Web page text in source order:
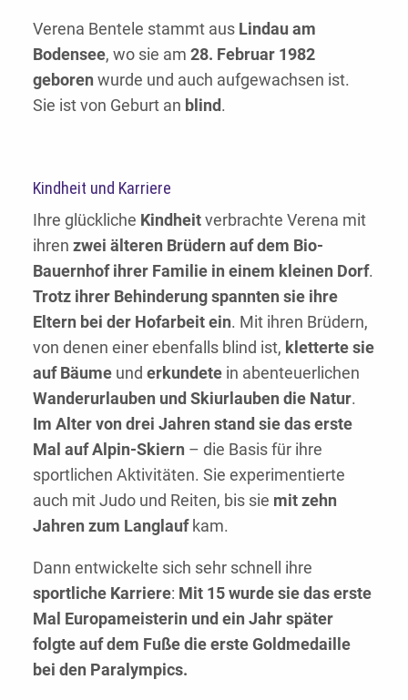
Verena Bentele stammt aus Lindau am
Bodensee, wo sie am 28. Februar 1982
geboren wurde und auch aufgewachsen ist.
Sie ist von Geburt an blind.
Kindheit und Karriere
Ihre glückliche Kindheitverbrachte Verena mit
ihren zwei älteren Brüdern auf dem Bio-
Bauernhof ihrer Familie in einem kleinen Dorf.
Trotz ihrer Behinderung spannten sie ihre
Eltern bei der Hofarbeit ein. Mit ihren Brüdern,
von denen einer ebenfalls blind ist, kletterte sie
auf Bäume und erkundete in abenteuerlichen
Wanderurlauben und Skiurlauben die Natur.
Im Alter von drei Jahren stand sie das erste
Mal auf Alpin-Skiern – die Basis für ihre
sportlichen Aktivitäten. Sie experimentierte
auch mit Judo und Reiten, bis sie mit zehn
Jahren zum Langlaufkam.
Dann entwickelte sich sehr schnell ihre
sportliche Karriere: Mit 15 wurde sie das erste
Mal Europameisterin und ein Jahr später
folgte auf dem Fuße die erste Goldmedaille
bei den Paralympics.